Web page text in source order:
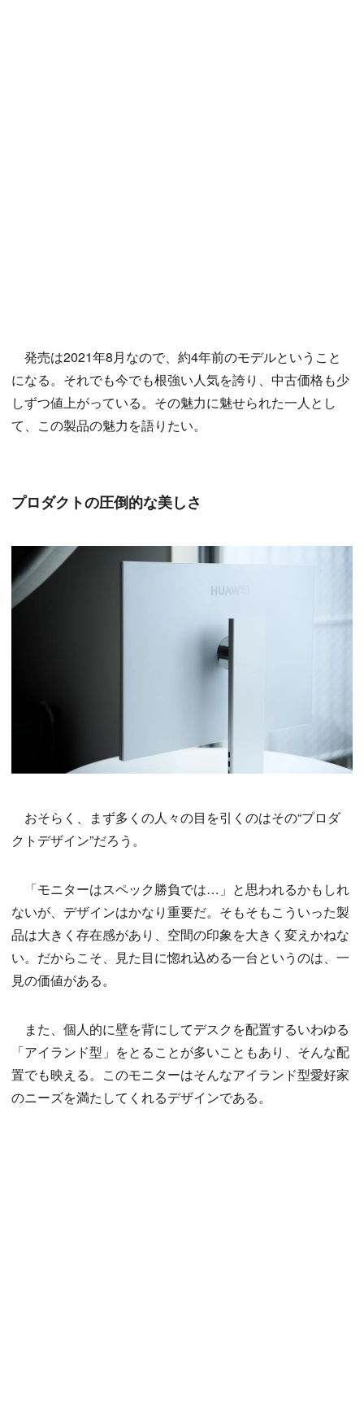
発売は2021年8月なので、約4年前のモデルということ
になる。それでも今でも根強い人気を誇り、中古価格も少
しずつ値上がっている。その魅力に魅せられた一人とし
て、この製品の魅力を語りたい。
プロダクトの圧倒的な美しさ
おそらく、まず多くの人々の目を引くのはその“プロダ
クトデザイン”だろう。
「モニターはスペック勝負では…」と思われるかもしれ
ないが、デザインはかなり重要だ。そもそもこういった製
品は大きく存在感があり、空間の印象を大きく変えかねな
い。だからこそ、見た目に惚れ込める一台というのは、一
見の価値がある。
また、個人的に壁を背にしてデスクを配置するいわゆる
「アイランド型」をとることが多いこともあり、そんな配
置でも映える。このモニターはそんなアイランド型愛好家
のニーズを満たしてくれるデザインである。